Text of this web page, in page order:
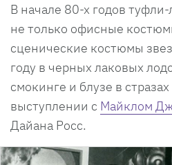
В начале 80-х годов
не только офисные
сценические костюмы
году в черных лаковых
смокинге и блузе в
выступлении с Майклом
Дайана Росс.